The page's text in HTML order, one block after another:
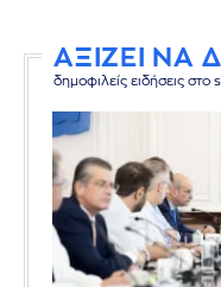
ΑΞΙΖΕΙ ΝΑ
δημοφιλείς ειδήσεις στο